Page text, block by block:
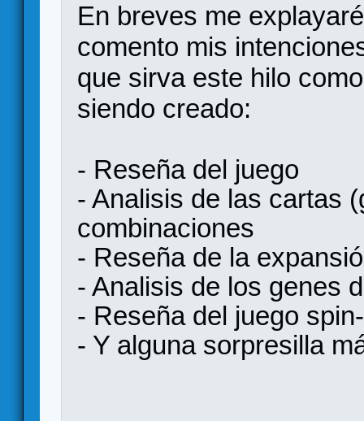
En breves me
comento mis
que sirva este hilo
siendo creado:
- Reseña del juego
- Analisis de las cartas
combinaciones
- Reseña de la
- Analisis de los genes
- Reseña del juego
- Y alguna sorpresilla